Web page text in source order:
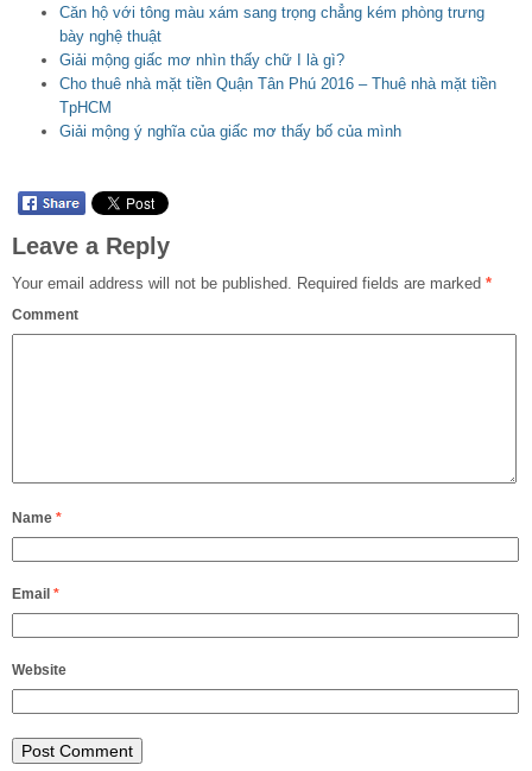
Căn hộ với tông màu xám sang trọng chẳng kém phòng trưng
bày nghệ thuật
Giải mộng giấc mơ nhìn thấy chữ I là gì?
Cho thuê nhà mặt tiền Quận Tân Phú 2016 – Thuê nhà mặt tiền
TpHCM
Giải mộng ý nghĩa của giấc mơ thấy bố của mình
Leave a Reply
Your email address will not be published. Required fields are marked *
Comment
Name *
Email *
Website